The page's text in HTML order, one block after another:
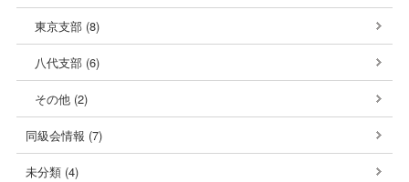
東京支部 (8)
八代支部 (6)
その他 (2)
同級会情報 (7)
未分類 (4)